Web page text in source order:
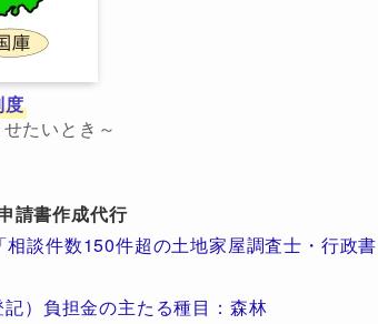
度
たいとき～
請書作成代行
談件数150件超の土地家屋調査士・行政書
）負担金の主たる種目：森林